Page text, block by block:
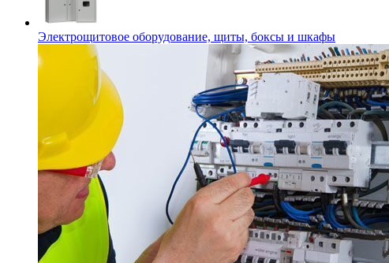
Электрощитовое оборудование, щиты, боксы и шкафы